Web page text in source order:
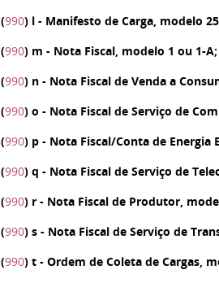
(990) l- Manifesto de Carga, modelo
(990) m - Nota Fiscal, modelo 1 ou 1-A;
(990) n- Nota Fiscal de Venda a
(990) o - Nota Fiscal de Serviço de
(990) p- Nota Fiscal/Conta de Energia
(990) q - Nota Fiscal de Serviço de
(990) r- Nota Fiscal de Produtor,
(990) s- Nota Fiscal de Serviço de
(990) t- Ordem de Coleta de Cargas,